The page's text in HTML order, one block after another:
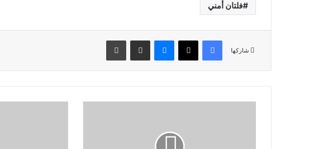
فلتان أمني
شاركها
فيسبوك